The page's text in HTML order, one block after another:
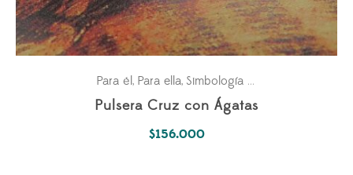
Para él, Para ella, Simbología Del Alma
Pulsera Cruz con Ágatas
$156.000